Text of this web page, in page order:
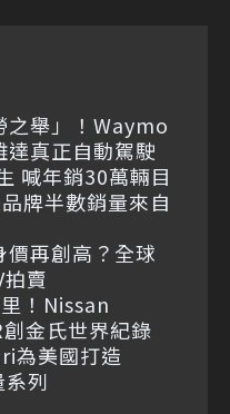
之舉」！Waymo
真正自動駕駛
喊年銷30萬輛目
牌半數銷量來自
再創高？全球
賣
！Nissan
金氏世界紀錄
為美國打造
列